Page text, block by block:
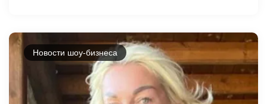
Новости шоу-бизнеса